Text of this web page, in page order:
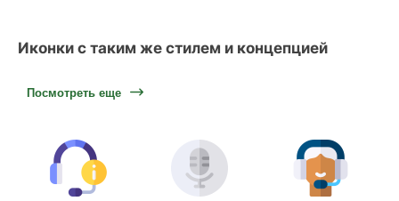
Иконки с таким же стилем и концепцией
Посмотреть еще